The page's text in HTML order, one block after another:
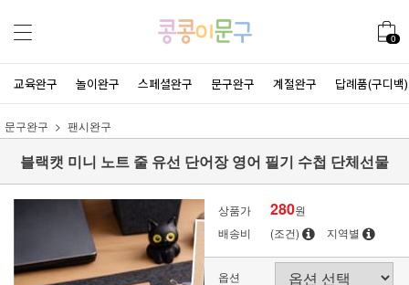
0
교육완구 놀이완구 스페셜완구 문구완구 계절완구 답례품(구디백)
문구완구 팬시완구
블랙캣 미니 노트 줄 유선 단어장 영어 필기 수첩 단체선물
상품가 280원
배송비
(조건) 지역별
옵션